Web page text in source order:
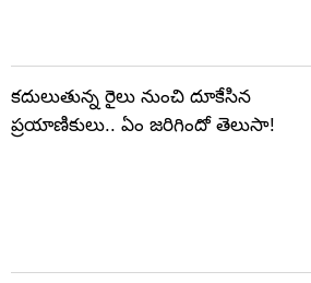
కదులుతున్న రైలు నుంచి దూకేసిన
ప్రయాణికులు.. ఏం జరిగిందో తెలుసా!